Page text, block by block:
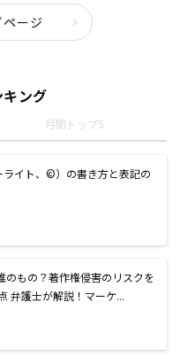
ージ
ング
月間トップ5
イト、©）の書き方と表記の
のもの？著作権侵害のリスクを
弁護士が解説！マーケ...